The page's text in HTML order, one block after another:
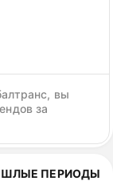
вы
за
ПЕРИОДЫ